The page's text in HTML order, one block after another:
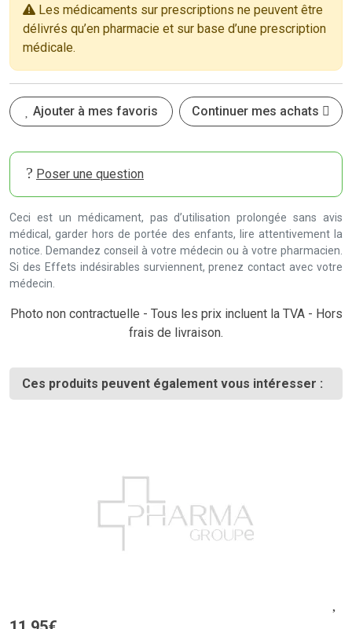
Les médicaments sur prescriptions ne peuvent être
délivrés qu’en pharmacie et sur base d’une prescription
médicale.
Ajouter à mes favoris Continuer mes achats
Poser une question
Ceci est un médicament, pas d’utilisation prolongée sans avis
médical, garder hors de portée des enfants, lire attentivement la
notice. Demandez conseil à votre médecin ou à votre pharmacien.
Si des Effets indésirables surviennent, prenez contact avec votre
médecin.
Photo non contractuelle - Tous les prix incluent la TVA - Hors
frais de livraison.
Ces produits peuvent également vous intéresser :